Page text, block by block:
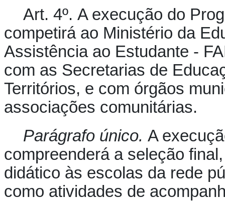
Art. 4º. A execução do
competirá ao Ministério da
Assistência ao Estudante -
com as Secretarias de
Territórios, e com órgãos
associações comunitárias.
Parágrafo único. A
compreenderá a seleção
didático às escolas da rede
como atividades de